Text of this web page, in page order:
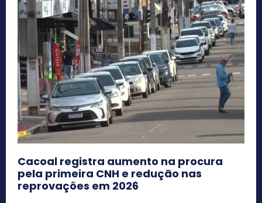
Cacoal registra aumento na procura
pela primeira CNH e redução nas
reprovações em 2026